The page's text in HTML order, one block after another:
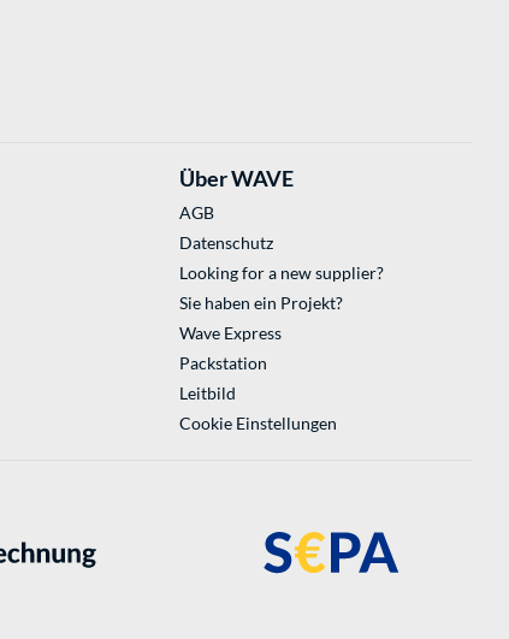
Über WAVE
AGB
Datenschutz
Looking for a new supplier?
Sie haben ein Projekt?
Wave Express
Packstation
Leitbild
Cookie Einstellungen